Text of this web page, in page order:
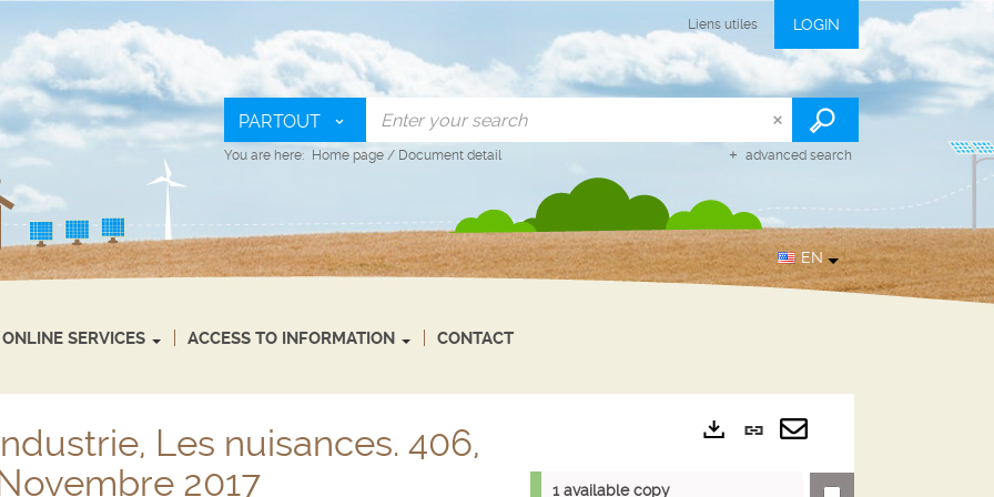
Liens utiles LOGIN
PARTOUT
advanced search
You are here: Home page / Document detail
EN
ONLINE SERVICES ACCESS TO INFORMATION CONTACT
Les nuisances. 406,
2017
Exports
Permanent
linkSend
1 available copy